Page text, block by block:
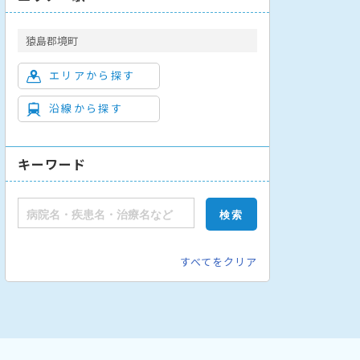
猿島郡境町
エリアから探す
沿線から探す
キーワード
すべてをクリア